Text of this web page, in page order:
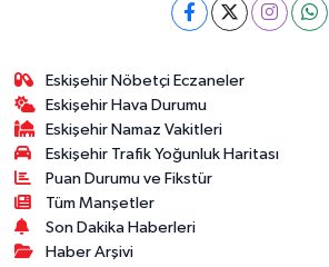
Eskişehir Nöbetçi Eczaneler
Eskişehir Hava Durumu
Eskişehir Namaz Vakitleri
Eskişehir Trafik Yoğunluk Haritası
Puan Durumu ve Fikstür
Tüm Manşetler
Son Dakika Haberleri
Haber Arşivi